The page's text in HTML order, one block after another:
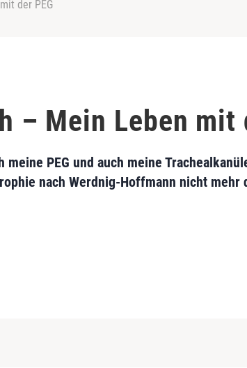
der PEG
– Mein Leben mit
meine PEG und auch meine
nach Werdnig-Hoffmann nicht mehr